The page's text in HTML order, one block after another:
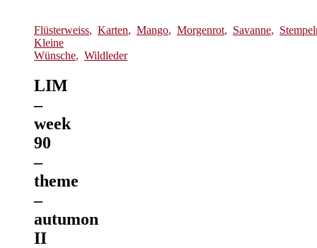
Flüsterweiss, Karten, Mango, Morgenrot, Savanne,
Kleine
Wünsche, Wildleder
LIM
–
week
90
–
theme
–
autumon
II